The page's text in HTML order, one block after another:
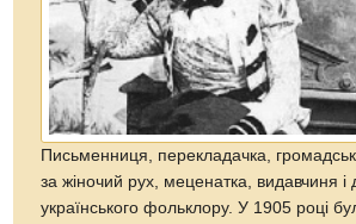
Письменниця, перекладачка,
за жіночий рух, меценатка, видавчиня і
українського фольклору. У 1905 році